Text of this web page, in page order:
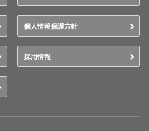
個人情報保護方針
採用情報